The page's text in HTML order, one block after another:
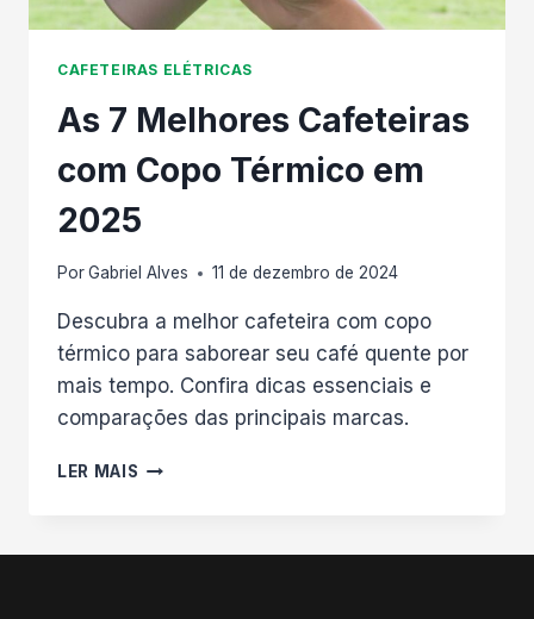
CAFETEIRAS ELÉTRICAS
As 7 Melhores Cafeteiras
com Copo Térmico em
2025
PorGabriel Alves 11 de dezembro de 2024
Descubra a melhor cafeteira com copo
térmico para saborear seu café quente por
mais tempo. Confira dicas essenciais e
comparações das principais marcas.
LER MAIS AS